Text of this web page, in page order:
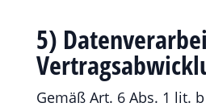
5)
Gemäß Art. 6 Abs. 1 lit.